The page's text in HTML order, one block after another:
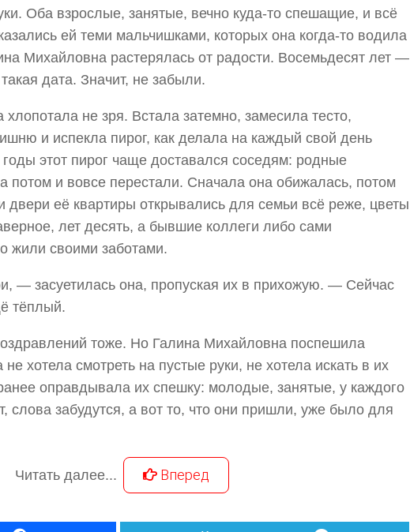
Оба взрослые, занятые, вечно куда-то спешащие, и всё
ей теми мальчишками, которых она когда-то водила
Михайловна растерялась от радости. Восемьдесят лет —
дата. Значит, не забыли.
хлопотала не зря. Встала затемно, замесила тесто,
и испекла пирог, как делала на каждый свой день
этот пирог чаще доставался соседям: родные
потом и вовсе перестали. Сначала она обижалась, потом
двери её квартиры открывались для семьи всё реже, цветы
лет десять, а бывшие коллеги либо сами
жили своими заботами.
— засуетилась она, пропуская их в прихожую. — Сейчас
тёплый.
тоже. Но Галина Михайловна поспешила
хотела смотреть на пустые руки, не хотела искать в их
оправдывала их спешку: молодые, занятые, у каждого
слова забудутся, а вот то, что они пришли, уже было для
Читать далее... Вперед